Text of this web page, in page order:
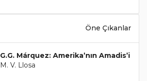
Öne Çıkanlar
G.G. Márquez: Amerika’nın Amadis’i
M. V. Llosa